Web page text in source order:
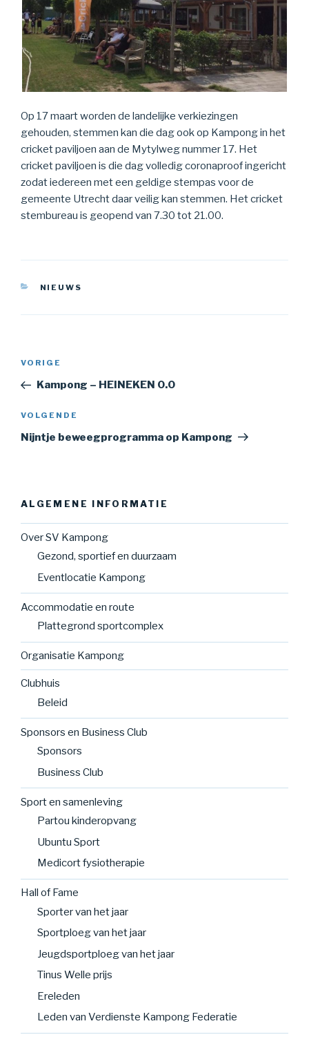
Op 17 maart worden de landelijke verkiezingen
gehouden, stemmen kan die dag ook op Kampong in het
cricket paviljoen aan de Mytylweg nummer 17. Het
cricket paviljoen is die dag volledig coronaproof ingericht
zodat iedereen met een geldige stempas voor de
gemeente Utrecht daar veilig kan stemmen. Het cricket
stembureau is geopend van 7.30 tot 21.00.
CATEGORIEËN
NIEUWS
Vorig
bericht
VORIGE
Kampong – HEINEKEN 0.0
Volgend
bericht
VOLGENDE
Nijntje beweegprogramma op Kampong
ALGEMENE INFORMATIE
Over SV Kampong
Gezond, sportief en duurzaam
Eventlocatie Kampong
Accommodatie en route
Plattegrond sportcomplex
Organisatie Kampong
Clubhuis
Beleid
Sponsors en Business Club
Sponsors
Business Club
Sport en samenleving
Partou kinderopvang
Ubuntu Sport
Medicort fysiotherapie
Hall of Fame
Sporter van het jaar
Sportploeg van het jaar
Jeugdsportploeg van het jaar
Tinus Welle prijs
Ereleden
Leden van Verdienste Kampong Federatie